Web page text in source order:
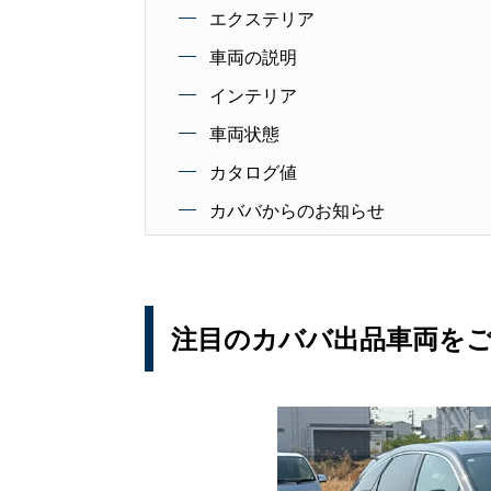
エクステリア
車両の説明
インテリア
車両状態
カタログ値
カババからのお知らせ
注目のカババ出品車両を